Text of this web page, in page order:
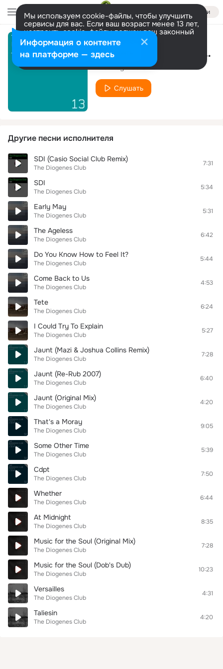
Войти
Мы используем cookie-файлы, чтобы улучшить
сервисы для вас. Если ваш возраст менее 13 лет,
настроить cookie-файлы должен ваш законный
представитель. Больше информации
Разрешить все Настроить Jaunt (Harry Peat Remix)
The Diogenes Club
Слушать
Другие песни исполнителя
SDI (Casio Social Club Remix)
The Diogenes Club
7:31
SDI
The Diogenes Club
5:34
Early May
The Diogenes Club
5:31
The Ageless
The Diogenes Club
6:42
Do You Know How to Feel It?
The Diogenes Club
5:44
Come Back to Us
The Diogenes Club
4:53
Tete
The Diogenes Club
6:24
I Could Try To Explain
The Diogenes Club
5:27
Jaunt (Mazi & Joshua Collins Remix)
The Diogenes Club
7:28
Jaunt (Re-Rub 2007)
The Diogenes Club
6:40
Jaunt (Original Mix)
The Diogenes Club
4:20
That's a Moray
The Diogenes Club
9:05
Some Other Time
The Diogenes Club
5:39
Cdpt
The Diogenes Club
7:50
Whether
The Diogenes Club
6:44
At Midnight
The Diogenes Club
8:35
Music for the Soul (Original Mix)
The Diogenes Club
7:28
Music for the Soul (Dob's Dub)
The Diogenes Club
10:23
Versailles
The Diogenes Club
4:31
Taliesin
The Diogenes Club
4:20
Информация о контенте
на платформе — здесь